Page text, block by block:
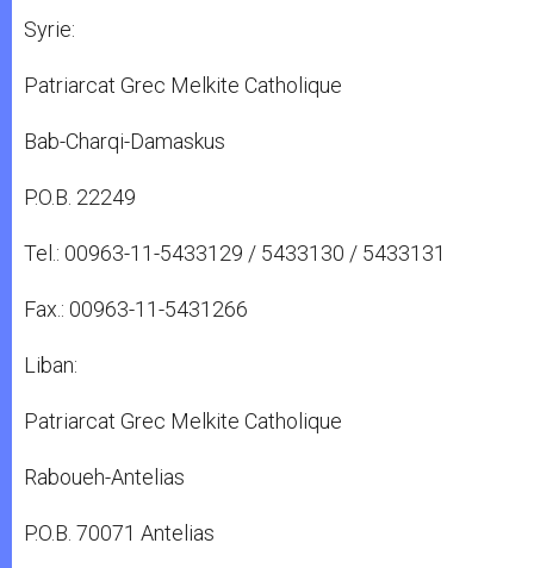
Syrie:
Patriarcat Grec Melkite Catholique
Bab-Charqi-Damaskus
P.O.B. 22249
Tel.: 00963-11-5433129 / 5433130 / 5433131
Fax.: 00963-11-5431266
Liban:
Patriarcat Grec Melkite Catholique
Raboueh-Antelias
P.O.B. 70071 Antelias